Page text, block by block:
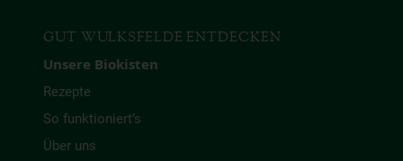
GUT WULKSFELDE ENTDECKEN
Unsere Biokisten
Rezepte
So funktioniert’s
Über uns